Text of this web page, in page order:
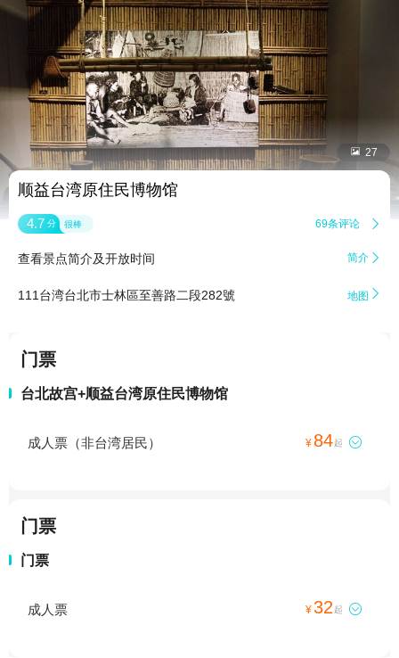
 27
顺益台湾原住民博物馆
4.7 分 很棒 69条评论 
查看景点简介及开放时间 简介 
111台湾台北市士林區至善路二段282號 地图 
门票
台北故宫+顺益台湾原住民博物馆
成人票（非台湾居民） ¥ 84起 
门票
门票
成人票 ¥32 起 
